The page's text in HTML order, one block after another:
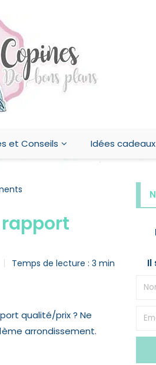
et Conseils Idées cadeaux
rapport
Temps de lecture : 3 min
qualité/prix ? Ne
arrondissement.
Il